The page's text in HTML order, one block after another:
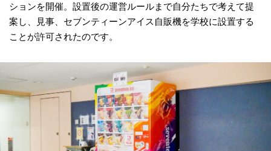
ションを開催。設置後の運営ルールまで自分たちで考えて提
案し、見事、セブンティーンアイス自販機を学校に設置する
ことが許可されたのです。